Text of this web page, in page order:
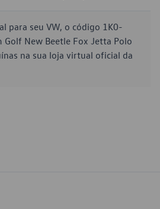
para seu VW, o código 1K0-
New Beetle Fox Jetta Polo
na sua loja virtual oficial da